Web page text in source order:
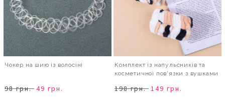
Чокер на шию із волосіні
98 грн. 49 грн.
Комплект із напульсників та
косметичної пов'язки з вушками
198 грн. 149 грн.